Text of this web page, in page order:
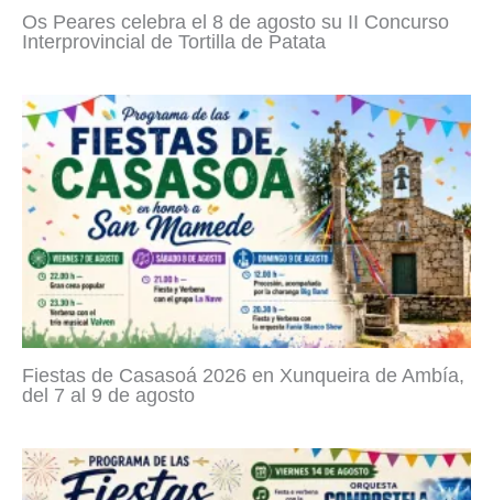
Os Peares celebra el 8 de agosto su II Concurso
Interprovincial de Tortilla de Patata
Fiestas de Casasoá 2026 en Xunqueira de Ambía,
del 7 al 9 de agosto